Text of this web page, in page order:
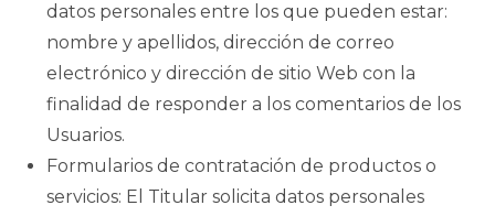
datos personales entre los que pueden estar:
nombre y apellidos, dirección de correo
electrónico y dirección de sitio Web con la
finalidad de responder a los comentarios de los
Usuarios.
Formularios de contratación de productos o
servicios: El Titular solicita datos personales